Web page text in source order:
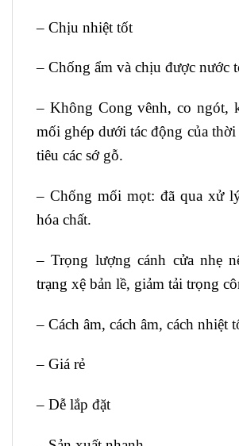
– Chịu nhiệt tốt
– Chống ẩm và chịu được nước
– Không Cong vênh, co ngót,
mối ghép dưới tác động của
tiêu các sớ gỗ.
– Chống mối mọt: đã qua xử
hóa chất.
– Trọng lượng cánh cửa nhẹ
trạng xệ bản lề, giảm tải trọng
– Cách âm, cách âm, cách nhiệt
– Giá rẻ
– Dễ lắp đặt